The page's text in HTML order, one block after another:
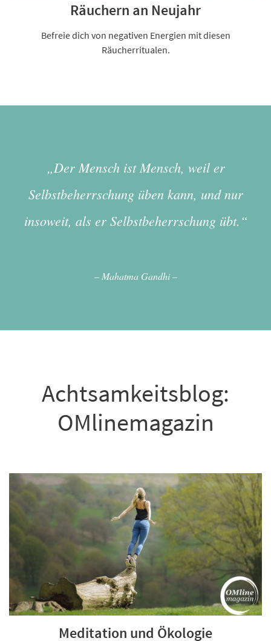
Räuchern an Neujahr
Befreie dich von negativen Energien mit diesen
Räucherritualen.
Der Mensch ist Mensch, weil er
Selbstbeherrschung üben kann, und nur
insoweit, als er Selbstbeherrschung übt.
– Mahatma Gandhi –
Achtsamkeitsblog:
OMlinemagazin
Meditation und Ökologie